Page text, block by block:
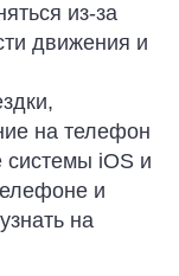
из-за
движения и
на телефон
iOS и
и
на